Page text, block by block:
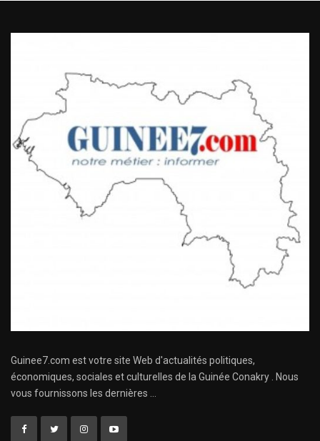
Guinee7.com est votre site Web d'actualités politiques,
économiques, sociales et culturelles de la Guinée Conakry . Nous
vous fournissons les dernières ...